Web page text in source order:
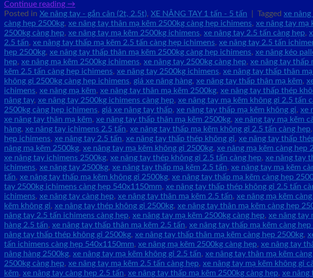
Continue reading →
Posted in Xe nâng tay - gắn cân (2t, 2.5t), XE NÂNG TAY 1 tấn - 5 tấn Tagged xe
càng hẹp 2500kg, xe nâng tay thân mạ kẽm 2500kg càng hẹp ichimens, xe nâng tay mạ
2500kg càng hẹp, xe nâng tay mạ kẽm 2500kg ichimens, xe nâng tay 2.5 tấn càng hẹp,
2.5 tấn, xe nâng tay thấp mạ kẽm 2.5 tấn càng hẹp ichimens, xe nâng tay 2.5 tấn
hẹp 2500kg, xe nâng tay thấp thân mạ kẽm 2500kg càng hẹp ichimens, xe nâng kéo
hẹp, xe nâng mạ kẽm 2500kg ichimens, xe nâng tay 2500kg càng hẹp, xe nâng tay thấp
kẽm 2.5 tấn càng hẹp ichimens, xe nâng tay 2500kg ichimens, xe nâng tay thấp thân
không gỉ 2500kg càng hẹp ichimens, giá xe nâng hàng, xe nâng tay thấp thân mạ kẽm,
ichimens, xe nâng mạ kẽm, xe nâng tay thân mạ kẽm 2500kg, xe nâng tay thấp thép
nâng tay, xe nâng tay 2500kg ichimens càng hẹp, xe nâng tay mạ kẽm không gỉ 2.5 tấn
2500kg càng hẹp ichimens, giá xe nâng tay thấp, xe nâng tay thấp mạ kẽm không gỉ, xe
xe nâng tay thân mạ kẽm, xe nâng tay thấp thân mạ kẽm 2500kg, xe nâng tay mạ kẽm
hàng, xe nâng tay ichimens 2.5 tấn, xe nâng tay thấp mạ kẽm không gỉ 2.5 tấn càng hẹp,
hẹp ichimens, xe nâng tay 2.5 tấn, xe nâng tay thấp thép không gỉ, xe nâng tay thấp
nâng mạ kẽm 2500kg, xe nâng tay mạ kẽm không gỉ 2500kg, xe nâng mạ kẽm càng hẹp
xe nâng tay ichimens 2500kg, xe nâng tay thép không gỉ 2.5 tấn càng hẹp, xe nâng tay
ichimens, xe nâng tay 2500kg, xe nâng tay thấp mạ kẽm 2.5 tấn, xe nâng tay mạ kẽm
tấn, xe nâng tay thấp mạ kẽm không gỉ 2500kg, xe nâng tay thấp mạ kẽm càng hẹp
tay 2500kg ichimens càng hẹp 540x1150mm, xe nâng tay thấp thép không gỉ 2.5 tấn
ichimens, xe nâng tay càng hẹp, xe nâng tay thân mạ kẽm 2.5 tấn, xe nâng mạ kẽm
kẽm không gỉ, xe nâng tay thép không gỉ 2500kg, xe nâng tay thân mạ kẽm càng hẹp
nâng tay 2.5 tấn ichimens càng hẹp, xe nâng tay mạ kẽm 2500kg càng hẹp, xe nâng tay
hàng 2.5 tấn, xe nâng tay thấp thân mạ kẽm 2.5 tấn, xe nâng tay thấp mạ kẽm càng hẹp
nâng tay thấp thép không gỉ 2500kg, xe nâng tay thấp thân mạ kẽm càng hẹp 2500kg,
tấn ichimens càng hẹp 540x1150mm, xe nâng mạ kẽm 2500kg càng hẹp, xe nâng tay
nâng hàng 2500kg, xe nâng tay mạ kẽm không gỉ 2.5 tấn, xe nâng tay thân mạ kẽm
2500kg càng hẹp, xe nâng tay mạ kẽm 2.5 tấn càng hẹp, xe nâng tay mạ kẽm không gỉ
kẽm, xe nâng tay càng hẹp 2.5 tấn, xe nâng tay thấp mạ kẽm 2500kg càng hẹp, xe nâng